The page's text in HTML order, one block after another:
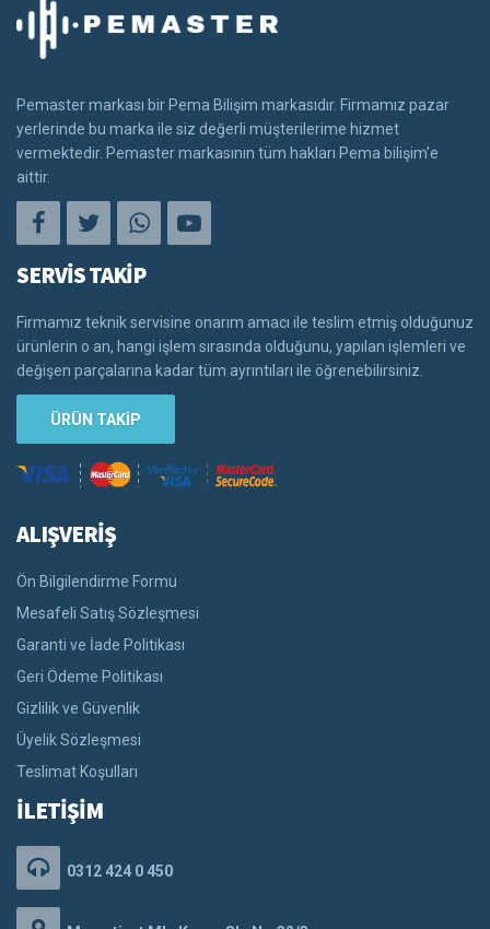
Pemaster markası bir Pema Bilişim markasıdır. Firmamız pazar
yerlerinde bu marka ile siz değerli müşterilerime hizmet
vermektedir. Pemaster markasının tüm hakları Pema bilişim'e
aittir.
SERVİS TAKİP
Firmamız teknik servisine onarım amacı ile teslim etmiş olduğunuz
ürünlerin o an, hangi işlem sırasında olduğunu, yapılan işlemleri ve
değişen parçalarına kadar tüm ayrıntıları ile öğrenebilirsiniz.
ÜRÜN TAKİP
ALIŞVERİŞ
Ön Bilgilendirme Formu
Mesafeli Satış Sözleşmesi
Garanti ve İade Politikası
Geri Ödeme Politikası
Gizlilik ve Güvenlik
Üyelik Sözleşmesi
Teslimat Koşulları
İLETİŞİM
0312 424 0 450